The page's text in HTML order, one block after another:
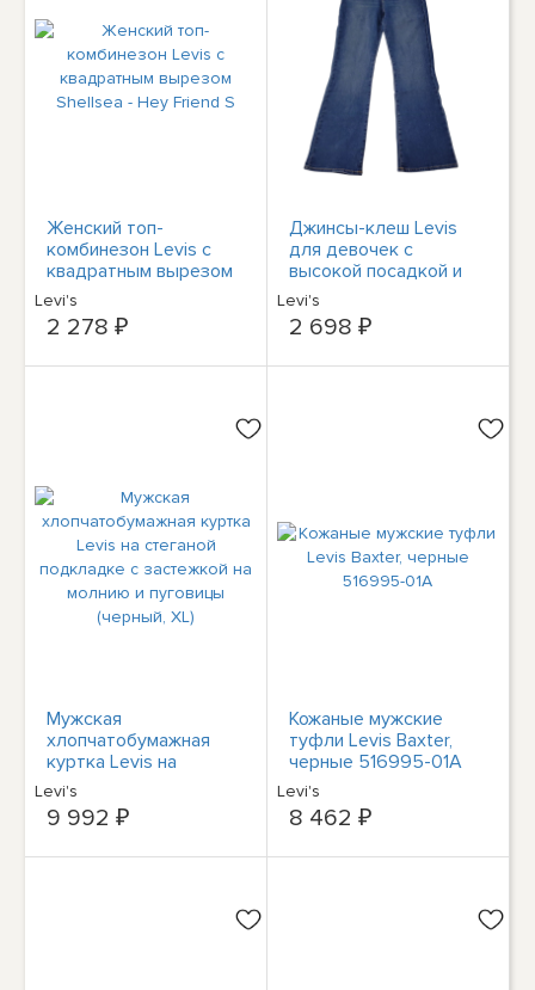
Женский топ-
комбинезон Levis с
квадратным вырезом
Shellsea - Hey Friend S
Levi's
2 278 ₽
Джинсы-клеш Levis
для девочек с
высокой посадкой и
регулируемым поясом
726
Levi's
2 698 ₽
Мужская
хлопчатобумажная
куртка Levis на
стеганой подкладке с
застежкой на молнию
и пуговицы (черный,
Levi's
9 992 ₽
Кожаные мужские
туфли Levis Baxter,
черные 516995-01A
Levi's
8 462 ₽